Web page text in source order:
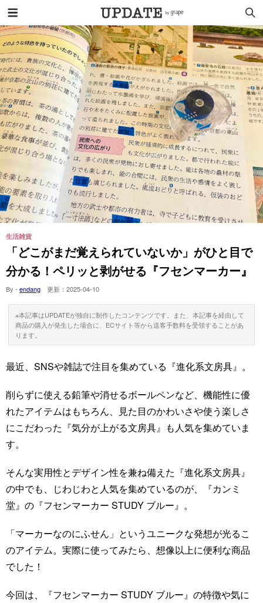
生活雑貨
「どこがまだ覚えられていないか」がひと目で
分かる！ペリッと剥がせる『フセンマーカー』
By - endang 更新： 2025-04-10
※本記事はUPDATEが独自に制作したコンテンツです。また、本記事を経由して
商品の購入が発生した場合に、ECサイト等から送客手数料を受領することがあ
ります。
最近、SNSや雑誌で注目を集めている『進化系文房具』。
削らずに使える鉛筆や消せるボールペンなど、機能性に優
れたアイテムはもちろん、見た目のかわいさや使う楽しさ
にこだわった『気分が上がる文房具』も人気を集めていま
す。
そんな実用性とデザイン性を兼ね備えた『進化系文房具』
の中でも、じわじわと人気を集めているのが、『カンミ
堂』の『フセンマーカー STUDY ブルー』。
「マーカーなのにふせん」というユニークな発想が光るこ
のアイテム。実際に使ってみたら、想像以上に便利な商品
でした！
今回は、『フセンマーカー STUDY ブルー』の特徴や気に